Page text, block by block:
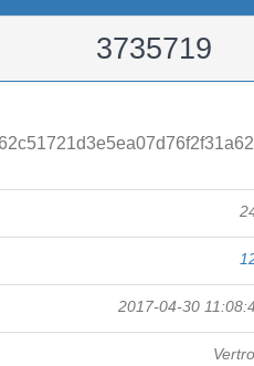
3735719
2017-04-30